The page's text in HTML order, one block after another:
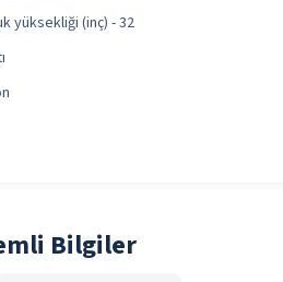
yüksekliği (inç) - 32
Bilgiler